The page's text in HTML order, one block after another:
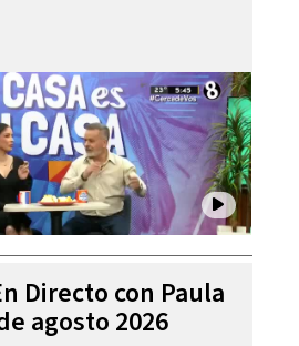
Directo con Paula
agosto 2026